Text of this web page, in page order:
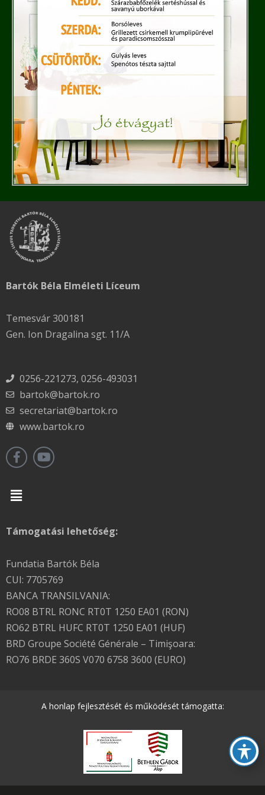
Bartók Béla Elméleti Líceum
Temesvár 300181
Gen. Ion Dragalina sgt. 11/A
0256-221273, 0256-493031
bartok@bartok.ro
secretariat@bartok.ro
www.bartok.ro
Menu
Támogatási lehetőség:
Fundatia Bartók Béla
CUI: 7705769
BANCA TRANSILVANIA:
RO08 BTRL RONC RT0T 1250 EA01 (RON)
RO62 BTRL HUFC RT0T 1250 EA01 (HUF)
BRD Groupe Société Générale – Timişoara:
RO76 BRDE 360S V070 6758 3600 (EURO)
A honlap fejlesztését és működését támogatta: